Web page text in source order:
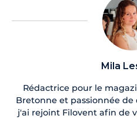
Mila
Rédactrice pour le
Bretonne et passionnée
j'ai rejoint Filovent afin de